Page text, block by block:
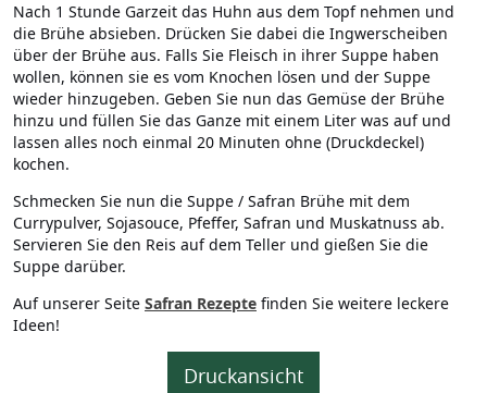
Nach 1 Stunde Garzeit das Huhn aus dem Topf nehmen und
die Brühe absieben. Drücken Sie dabei die Ingwerscheiben
über der Brühe aus. Falls Sie Fleisch in ihrer Suppe haben
wollen, können sie es vom Knochen lösen und der Suppe
wieder hinzugeben. Geben Sie nun das Gemüse der Brühe
hinzu und füllen Sie das Ganze mit einem Liter was auf und
lassen alles noch einmal 20 Minuten ohne (Druckdeckel)
kochen.
Schmecken Sie nun die Suppe / Safran Brühe mit dem
Currypulver, Sojasouce, Pfeffer, Safran und Muskatnuss ab.
Servieren Sie den Reis auf dem Teller und gießen Sie die
Suppe darüber.
Auf unserer Seite Safran Rezepte finden Sie weitere leckere
Ideen!
Druckansicht